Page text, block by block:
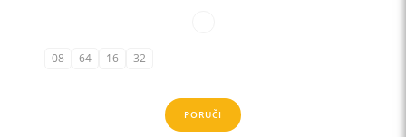
PORUČI
08 64 16 32